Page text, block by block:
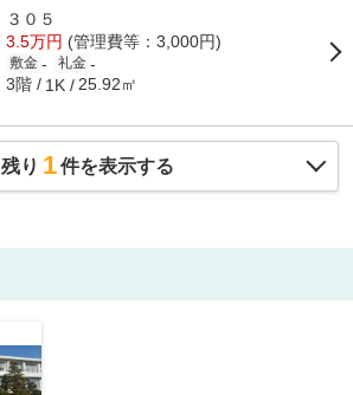
３０５
3.5万円 (管理費等：3,000円)
敷金 - 礼金 -
3階 1K 25.92㎡
残り 1件を表示する